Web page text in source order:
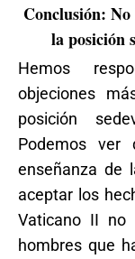
Conclusión:
la posición
Hemos
objeciones
posición
Podemos
enseñanza de
aceptar los
Vaticano II
hombres que